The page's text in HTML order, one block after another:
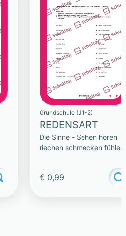
Grundschule (J1-2)
REDENSART
Die Sinne - Sehen hören
riechen schmecken fühlen
€ 0,99